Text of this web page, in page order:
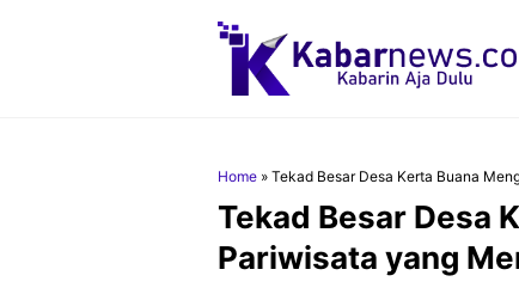
Home » Tekad Besar Desa Kerta Buana
Tekad Besar Desa
Pariwisata yang